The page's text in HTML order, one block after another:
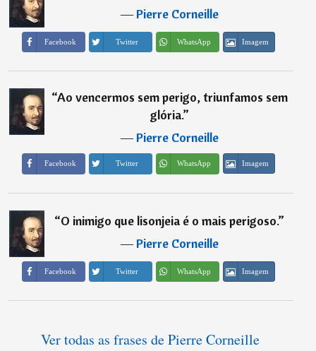
―Pierre Corneille
Facebook Twitter WhatsApp Imagem
“Ao vencermos sem perigo, triunfamos sem
glória.”
―Pierre Corneille
Facebook Twitter WhatsApp Imagem
“O inimigo que lisonjeia é o mais perigoso.”
―Pierre Corneille
Facebook Twitter WhatsApp Imagem
Ver todas as frases de Pierre Corneille